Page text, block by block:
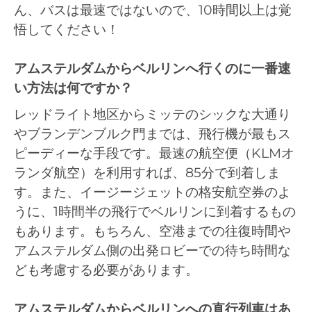
ん、バスは最速ではないので、10時間以上は覚
悟してください！
アムステルダムからベルリンへ行くのに一番速
い方法は何ですか？
レッドライト地区からミッテのシックな大通り
やブランデンブルク門までは、飛行機が最もス
ピーディーな手段です。最速の航空便（KLMオ
ランダ航空）を利用すれば、85分で到着しま
す。また、イージージェットの格安航空券のよ
うに、1時間半の飛行でベルリンに到着するもの
もあります。もちろん、空港までの往復時間や
アムステルダム側の出発ロビーでの待ち時間な
ども考慮する必要があります。